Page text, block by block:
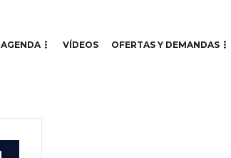
AGENDA VÍDEOS OFERTAS Y DEMANDAS